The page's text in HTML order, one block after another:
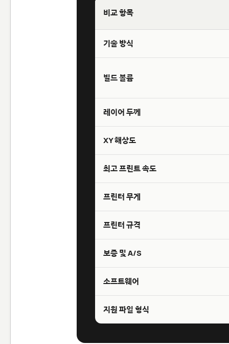
비교 항목
기술 방식
빌드 볼륨
레이어 두께
XY 해상도
최고 프린트 속도
프린터 무게
프린터 규격
보증 및 A/S
소프트웨어
지원 파일 형식